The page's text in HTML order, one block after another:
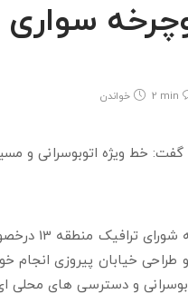
سواری
2 min خواندن
خط ویژه اتوبوسرانی و
تشکری
طراحی خیابان پیروزی
و دسترسی های محلی